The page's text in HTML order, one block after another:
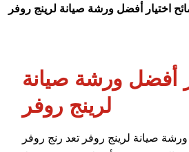
اختيار أفضل ورشة صيانة لرينج روفر
أفضل ورشة صيانة
لرينج روفر
صيانة لرينج روفر تعد رنج روفر